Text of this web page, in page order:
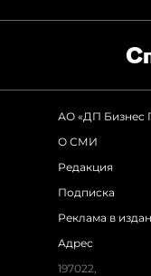
АО «ДП Бизнес
О СМИ
Редакция
Подписка
Реклама в
Адрес
197022,